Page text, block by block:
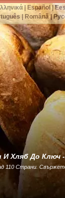
И Хляб До Ключ -
110 Страни.
| Español |
Română|